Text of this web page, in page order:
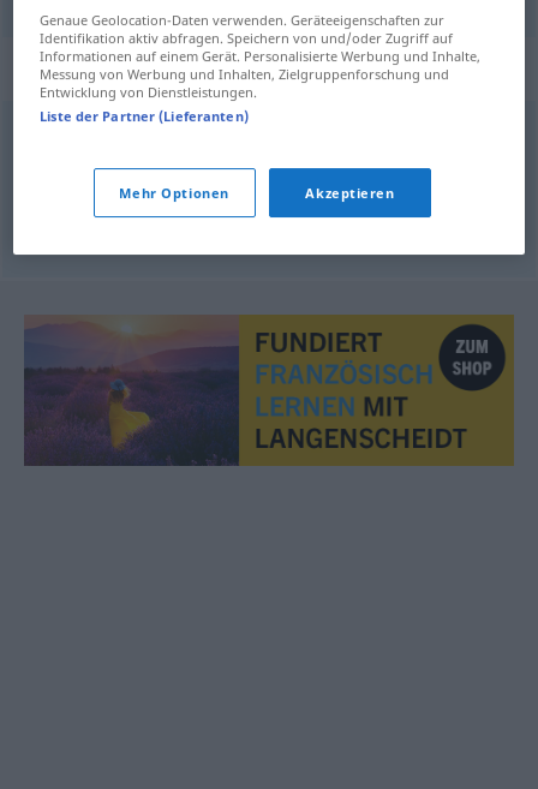
Synonyme für "Spitzenkraft"
Schlüsselfigur,Protagonist
Genaue Geolocation-Daten verwenden. Geräteeigenschaften zur
Identifikation aktiv abfragen. Speichern von und/oder Zugriff auf
Informationen auf einem Gerät. Personalisierte Werbung und Inhalte,
Messung von Werbung und Inhalten, Zielgruppenforschung und
Entwicklung von Dienstleistungen.
Liste der Partner (Lieferanten)
Mehr Optionen Akzeptieren